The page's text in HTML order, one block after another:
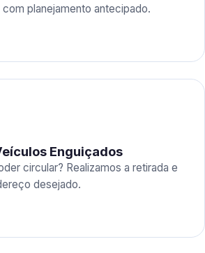
planejamento antecipado.
Enguiçados
circular? Realizamos a retirada e
desejado.